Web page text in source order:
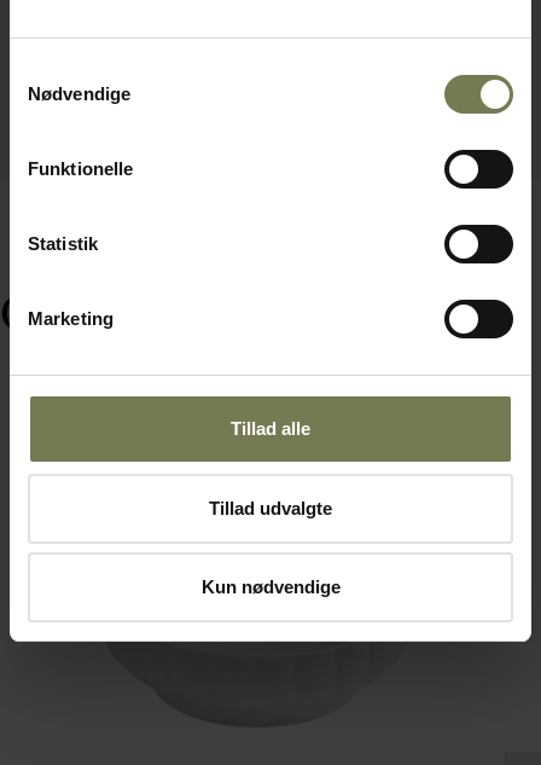
Nødvendige
Funktionelle
Statistik
Marketing
Tillad alle
Tillad udvalgte
Kun nødvendige
Ofte købt sammen med